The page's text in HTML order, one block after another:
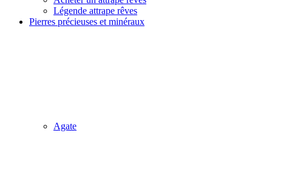
Légende attrape rêves
Pierres précieuses et minéraux
Agate